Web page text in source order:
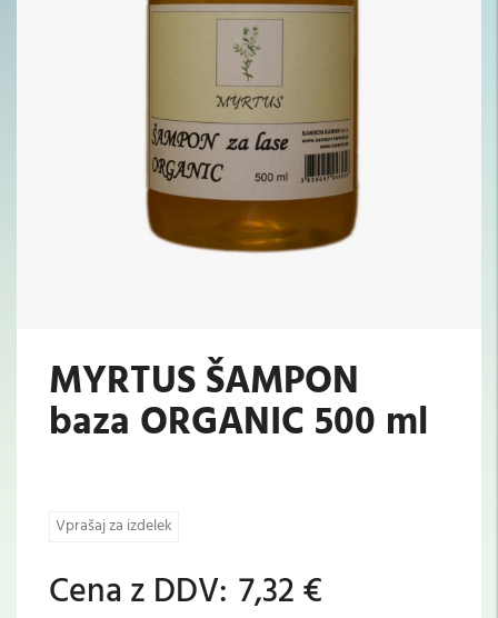
MYRTUS ŠAMPON
baza ORGANIC 500 ml
Vprašaj za izdelek
Cena z DDV: 7,32 €